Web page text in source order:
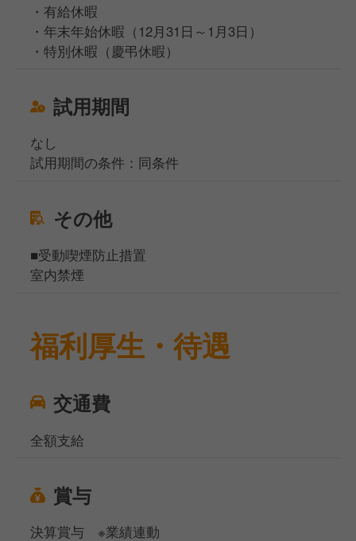
・有給休暇
・年末年始休暇（12月31日～1月3日）
・特別休暇（慶弔休暇）
試用期間
なし
試用期間の条件：同条件
その他
■受動喫煙防止措置
室内禁煙
福利厚生・待遇
交通費
全額支給
賞与
決算賞与 ※業績連動